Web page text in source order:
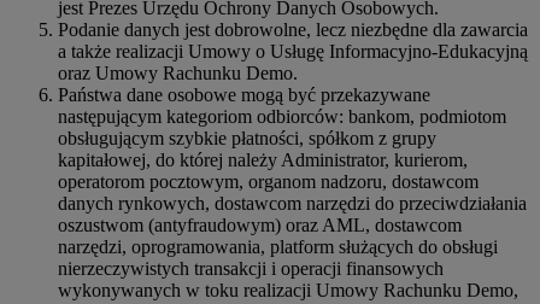
jest Prezes Urzędu Ochrony Danych Osobowych.
Podanie danych jest dobrowolne, lecz niezbędne dla zawarcia
a także realizacji Umowy o Usługę Informacyjno-Edukacyjną
oraz Umowy Rachunku Demo.
Państwa dane osobowe mogą być przekazywane
następującym kategoriom odbiorców: bankom, podmiotom
obsługującym szybkie płatności, spółkom z grupy
kapitałowej, do której należy Administrator, kurierom,
operatorom pocztowym, organom nadzoru, dostawcom
danych rynkowych, dostawcom narzędzi do przeciwdziałania
oszustwom (antyfraudowym) oraz AML, dostawcom
narzędzi, oprogramowania, platform służących do obsługi
nierzeczywistych transakcji i operacji finansowych
wykonywanych w toku realizacji Umowy Rachunku Demo,